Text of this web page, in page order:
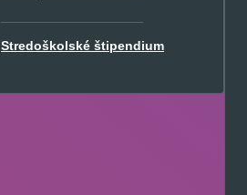
Stredoškolské štipendium